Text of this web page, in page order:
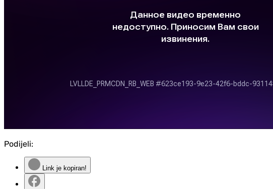
Podijeli:
Link je kopiran!